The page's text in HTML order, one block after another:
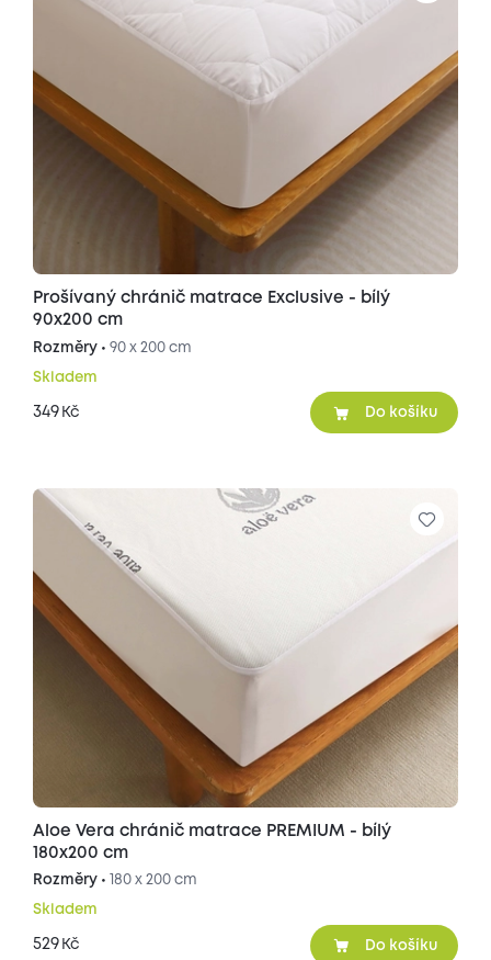
Prošívaný chránič matrace Exclusive - bílý
90x200 cm
Rozměry • 90 x 200 cm
Skladem
349 Kč Do košíku
Aloe Vera chránič matrace PREMIUM - bílý
180x200 cm
Rozměry • 180 x 200 cm
Skladem
529 Kč Do košíku